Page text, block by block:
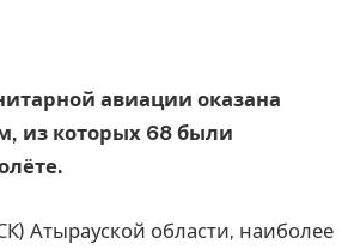
авиации оказана
из которых 68 были
Атырауской области, наиболее